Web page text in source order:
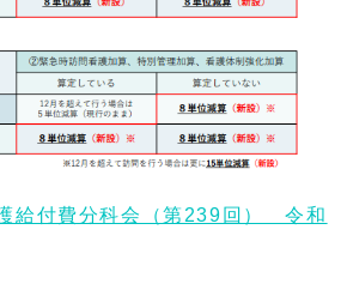
給付費分科会（第239回） 令和